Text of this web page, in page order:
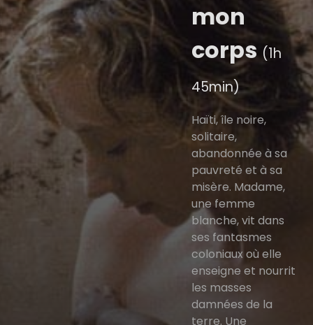
mon
corps (1h
45min)
Haïti, île noire,
solitaire,
abandonnée à sa
pauvreté et à sa
misère. Madame,
une femme
blanche, vit dans
ses fantasmes
coloniaux où elle
enseigne et nourrit
les masses
damnées de la
terre. Une